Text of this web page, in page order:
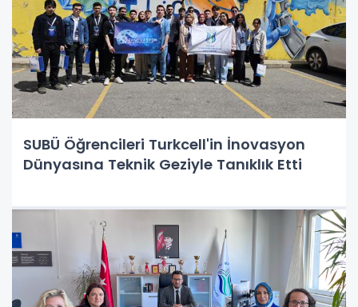
SUBÜ Öğrencileri Turkcell'in İnovasyon
Dünyasına Teknik Geziyle Tanıklık Etti